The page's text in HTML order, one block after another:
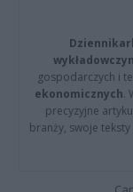
gospodarczych i
ekonomicznych.
precyzyjne
branży, swoje